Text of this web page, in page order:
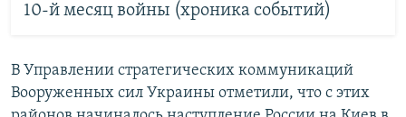
10-й месяц войны (хроника событий)
В Управлении стратегических коммуникаций
Вооруженных сил Украины отметили, что с этих